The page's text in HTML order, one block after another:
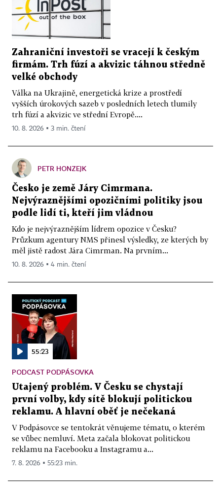
Zahraniční investoři se vracejí k českým
firmám. Trh fúzí a akvizic táhnou středně
velké obchody
Válka na Ukrajině, energetická krize a prostředí
vyšších úrokových sazeb v posledních letech tlumily
trh fúzí a akvizic ve střední Evropě....
10. 8. 2026 ▪ 3 min. čtení
PETR HONZEJK
Česko je země Járy Cimrmana.
Nejvýraznějšími opozičními politiky jsou
podle lidí ti, kteří jim vládnou
Kdo je nejvýraznějším lídrem opozice v Česku?
Průzkum agentury NMS přinesl výsledky, ze kterých by
měl jistě radost Jára Cimrman. Na prvním...
10. 8. 2026 ▪ 4 min. čtení
55:23
PODCAST PODPÁSOVKA
Utajený problém. V Česku se chystají
první volby, kdy sítě blokují politickou
reklamu. A hlavní oběť je nečekaná
V Podpásovce se tentokrát věnujeme tématu, o kterém
se vůbec nemluví. Meta začala blokovat politickou
reklamu na Facebooku a Instagramu a...
7. 8. 2026 ▪ 55:23 min.